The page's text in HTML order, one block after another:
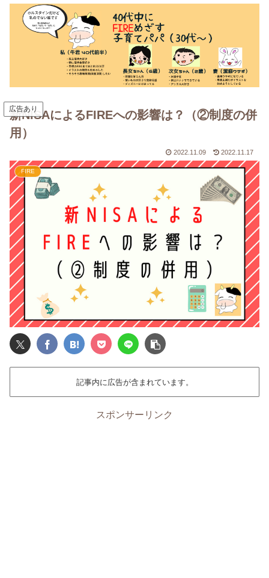
広告あり
新NISAによるFIREへの影響は？（②制度の併
用）
2022.11.09 2022.11.17
FIRE
記事内に広告が含まれています。
スポンサーリンク